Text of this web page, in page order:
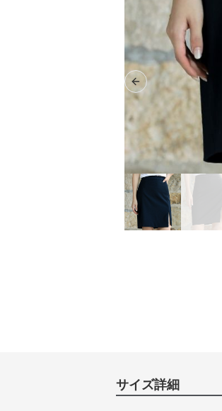
Previous slide
サイズ詳細